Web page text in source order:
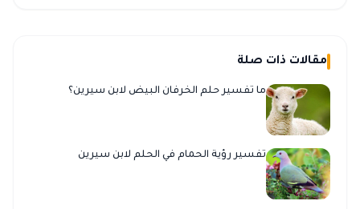
مقالات ذات صلة
ما تفسير حلم الخرفان البيض لابن سيرين؟
تفسير رؤية الحمام في الحلم لابن سيرين